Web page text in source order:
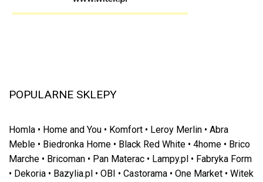
POPULARNE SKLEPY
Homla • Home and You • Komfort • Leroy Merlin • Abra
Meble • Biedronka Home • Black Red White • 4home • Brico
Marche • Bricoman • Pan Materac • Lampy.pl • Fabryka Form
• Dekoria • Bazylia.pl • OBI • Castorama • One Market • Witek